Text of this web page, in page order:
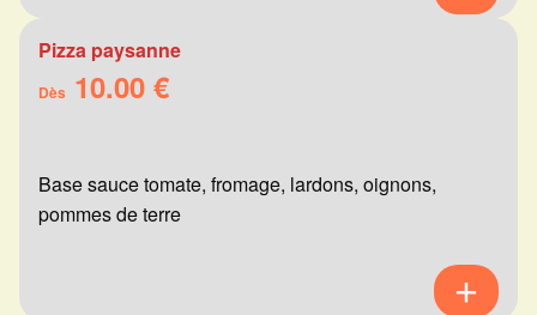
Pizza paysanne
Dès 10.00 €
Base sauce tomate, fromage, lardons, oignons,
pommes de terre